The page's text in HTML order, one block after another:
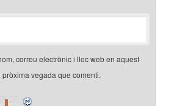
correu electrònic i lloc web en aquest
vegada que comenti.